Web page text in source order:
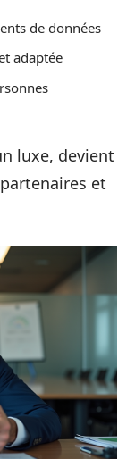
de données
adaptée
luxe, devient
et